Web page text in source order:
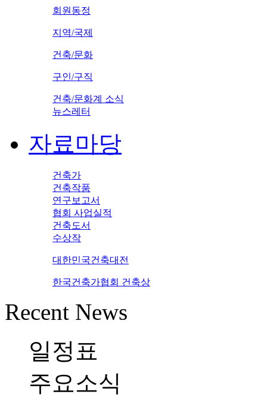
회원동정
지역/국제
건축/문화
구인/구직
건축/문화계 소식
뉴스레터
자료마당
건축가
건축작품
연구보고서
협회 사업실적
건축도서
수상작
대한민국건축대전
한국건축가협회 건축상
Recent News
일정표
주요소식